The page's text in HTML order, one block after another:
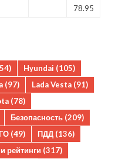
78.95
Hyundai (105)
(97) Lada Vesta (91)
(78)
Безопасность (209)
(49) ПДД (136)
рейтинги (317)